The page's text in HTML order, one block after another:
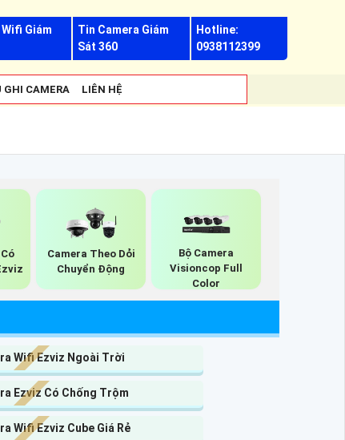
Giám
Tin Camera Giám
Sát 360
Hotline:
0938112399
GHI CAMERA LIÊN HỆ
Camera Theo Dỏi
Chuyển Động
Bộ Camera
Visioncop Full
Color
Wifi Ezviz Ngoài Trời
Ezviz Có Chống Trộm
Wifi Ezviz Cube Giá Rẻ